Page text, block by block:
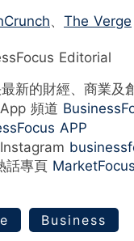
、 The Verge
Editorial
新的財經、商業及
頻道
APP
Instagram
話專頁 MarketFocus
Business